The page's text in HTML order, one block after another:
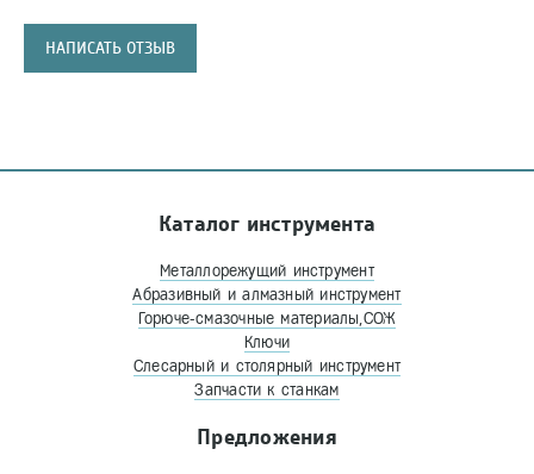
НАПИСАТЬ ОТЗЫВ
Каталог инструмента
Металлорежущий инструмент
Абразивный и алмазный инструмент
Горюче-смазочные материалы,СОЖ
Ключи
Слесарный и столярный инструмент
Запчасти к станкам
Предложения